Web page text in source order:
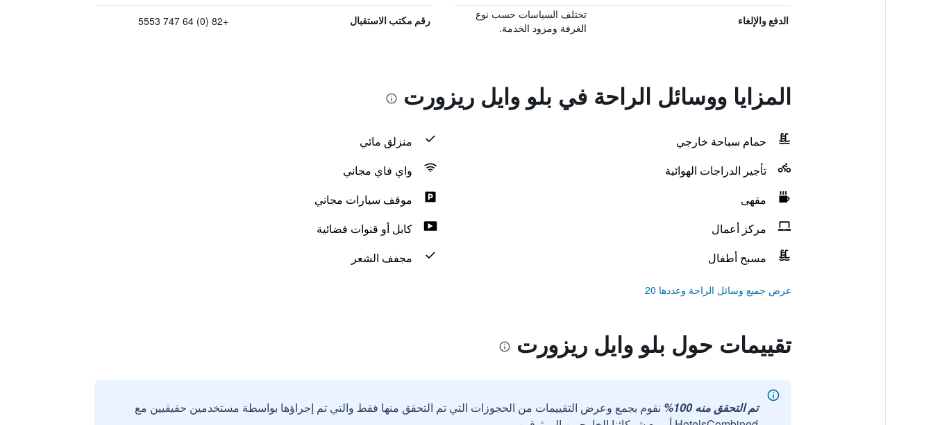
الدفع والإلغاء
تختلف السياسات حسب نوع
الغرفة ومزود الخدمة.
رقم مكتب الاستقبال +82 (0) 64 747 5553
المزايا ووسائل الراحة في بلو وايل ريزورت
حمام سباحة خارجي
منزلق مائي
تأجير الدراجات الهوائية
واي فاي مجاني
مقهى
موقف سيارات مجاني
مركز أعمال
كابل أو قنوات فضائية
مسبح أطفال
مجفف الشعر
عرض جميع وسائل الراحة وعددها 20
تقييمات حول بلو وايل ريزورت
تم التحقق منه 100%
نقوم بجمع وعرض التقييمات من الحجوزات التي تم التحقق منها فقط والتي تم إجراؤها بواسطة مستخدمين حقيقيين مع